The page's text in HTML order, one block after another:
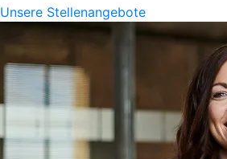
Unsere Stellenangebote